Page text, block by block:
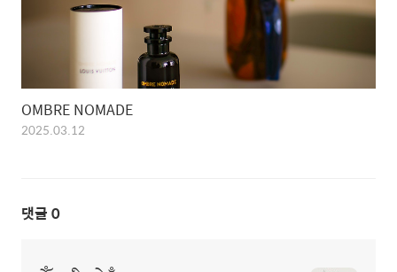
OMBRE NOMADE
2025.03.12
댓글 0